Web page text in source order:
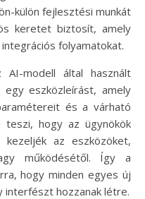
külön fejlesztési munkát
keretet biztosít, amely
folyamatokat.
modell által használt
eszközleírást, amely
és a várható
teszi, hogy az ügynökök
az eszközöket,
működésétől. Így a
hogy minden egyes új
hozzanak létre.